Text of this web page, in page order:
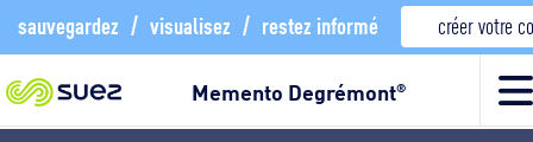
sauvegardez / visualisez / restez informé créer votre
Memento Degrémont®